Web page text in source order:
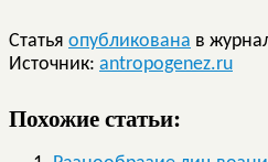
Статья опубликована в
Источник: antropogenez.ru
Похожие статьи: